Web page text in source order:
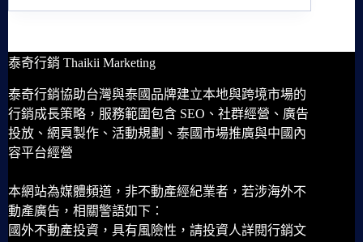
泰奇行銷 Thaikii Marketing
泰奇行銷協助台灣與泰國品牌建立本地與跨境市場的
行銷成長策略，服務範圍包含 SEO、社群經營、廣告
投放、網頁製作、活動規劃、泰國市場推廣與中國內
容平台經營
本網站為媒體頻道，非不動產經紀業者，若涉海外不
動產廣告，相關警語如下：
國外不動產投資，具有風險性，請投資人詳閱行銷文